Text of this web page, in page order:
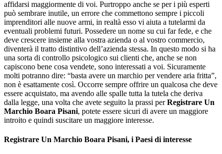
affidarsi maggiormente di voi. Purtroppo anche se per i più esperti
può sembrare inutile, un errore che commettono sempre i piccoli
imprenditori alle nuove armi, in realtà esso vi aiuta a tutelarmi da
eventuali problemi futuri. Possedere un nome su cui far fede, e che
deve crescere insieme alla vostra azienda o al vostro commercio,
diventerà il tratto distintivo dell’azienda stessa. In questo modo si ha
una sorta di controllo psicologico sui clienti che, anche se non
capiscono bene cosa vendete, sono interessati a voi. Sicuramente
molti potranno dire: “basta avere un marchio per vendere aria fritta”,
non è esattamente così. Occorre sempre offrire un qualcosa che deve
essere acquistato, ma avendo alle spalle tutta la tutela che deriva
dalla legge, una volta che avete seguito la prassi perRegistrare Un
Marchio Boara Pisani, potete essere sicuri di avere un maggiore
introito e quindi suscitare un maggiore interesse.
Registrare Un Marchio Boara Pisani, i Paesi di interesse